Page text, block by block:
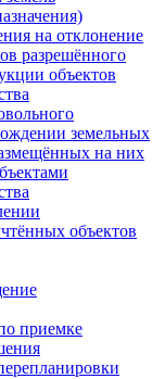
на отклонение
разрешённого
объектов
земельных
на них
объектов
приемке